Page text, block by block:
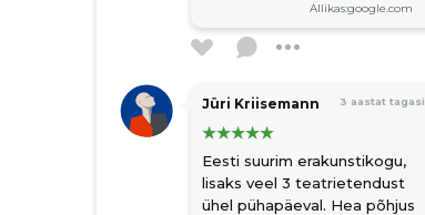
Allikas:google.com
Jüri Kriisemann 3 aastat tagasi
Eesti suurim erakunstikogu,
lisaks veel 3 teatrietendust
ühel pühapäeval. Hea põhjus